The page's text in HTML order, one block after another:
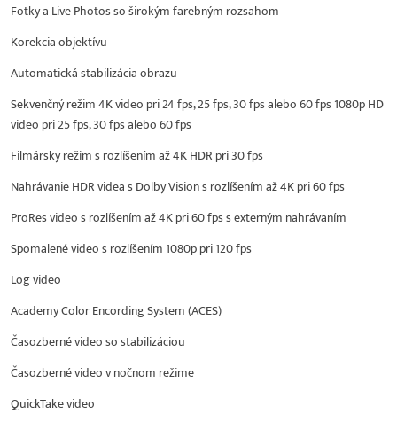
Fotky a Live Photos so širokým farebným rozsahom
Korekcia objektívu
Automatická stabilizácia obrazu
Sekvenčný režim 4K video pri 24 fps, 25 fps, 30 fps alebo 60 fps 1080p HD
video pri 25 fps, 30 fps alebo 60 fps
Filmársky režim s rozlíšením až 4K HDR pri 30 fps
Nahrávanie HDR videa s Dolby Vision s rozlíšením až 4K pri 60 fps
ProRes video s rozlíšením až 4K pri 60 fps s externým nahrávaním
Spomalené video s rozlíšením 1080p pri 120 fps
Log video
Academy Color Encording System (ACES)
Časozberné video so stabilizáciou
Časozberné video v nočnom režime
QuickTake video